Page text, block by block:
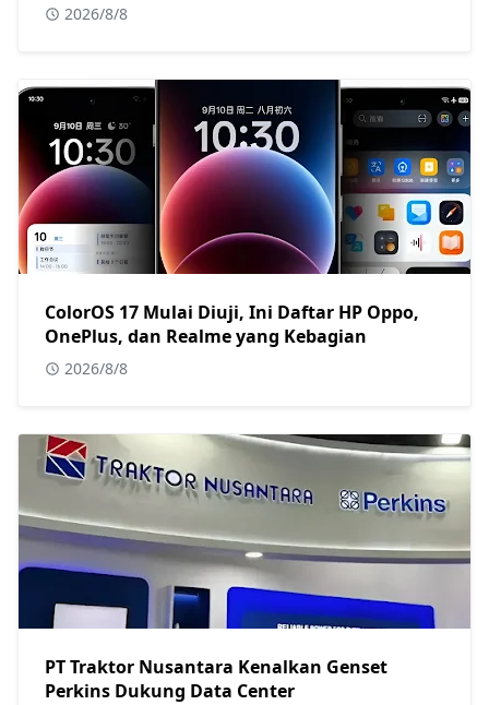
2026/8/8
ColorOS 17 Mulai Diuji, Ini Daftar HP Oppo,
OnePlus, dan Realme yang Kebagian
2026/8/8
PT Traktor Nusantara Kenalkan Genset
Perkins Dukung Data Center